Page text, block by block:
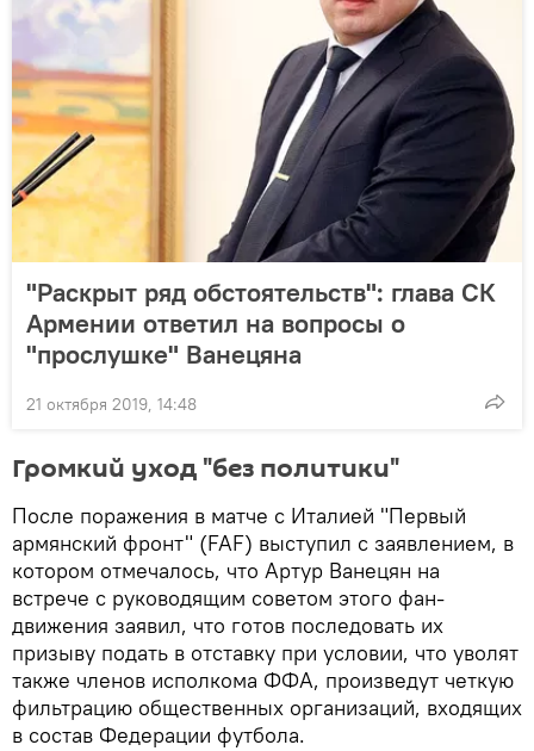
"Раскрыт ряд обстоятельств": глава СК
Армении ответил на вопросы о
"прослушке" Ванецяна
21 октября 2019, 14:48
Громкий уход "без политики"
После поражения в матче с Италией "Первый
армянский фронт" (FAF) выступил с заявлением, в
котором отмечалось, что Артур Ванецян на
встрече с руководящим советом этого фан-
движения заявил, что готов последовать их
призыву подать в отставку при условии, что уволят
также членов исполкома ФФА, произведут четкую
фильтрацию общественных организаций, входящих
в состав Федерации футбола.